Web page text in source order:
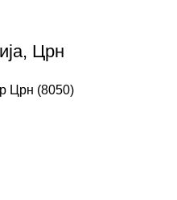
Црн
Црн (8050)